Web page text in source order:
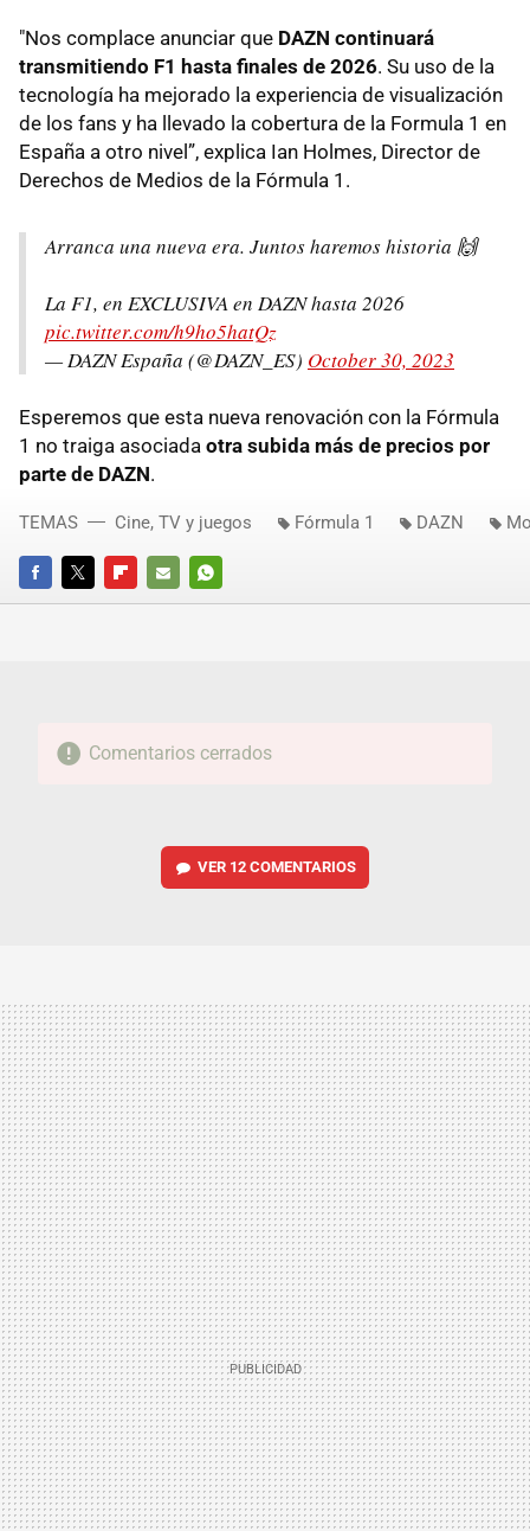
"Nos complace anunciar que DAZN continuará
transmitiendo F1 hasta finales de 2026. Su uso de la
tecnología ha mejorado la experiencia de visualización
de los fans y ha llevado la cobertura de la Formula 1 en
España a otro nivel”, explica Ian Holmes, Director de
Derechos de Medios de la Fórmula 1.
Arranca una nueva era. Juntos haremos historia 🙌
La F1, en EXCLUSIVA en DAZN hasta 2026
pic.twitter.com/h9ho5hatQz
— DAZN España (@DAZN_ES) October 30, 2023
Esperemos que esta nueva renovación con la Fórmula
1 no traiga asociada otra subida más de precios por
parte de DAZN.
FACEBOOKTWITTERFLIPBOARD
E-
WHATSAPP
TEMAS Cine, TV y juegos Fórmula 1 DAZN
Comentarios cerrados
VER 12 COMENTARIOS